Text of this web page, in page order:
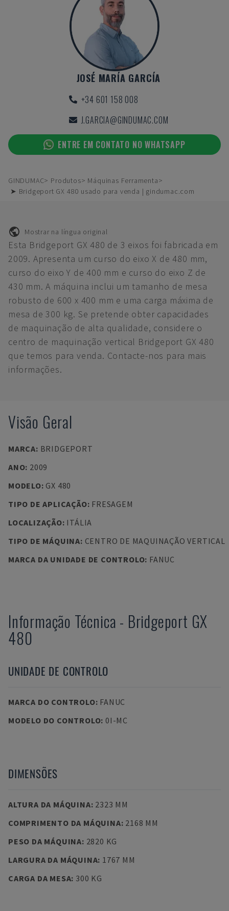
JOSÉ MARÍA GARCÍA
+34 601 158 008
J.GARCIA@GINDUMAC.COM
ENTRE EM CONTATO NO WHATSAPP
GINDUMAC Produtos
Máquinas Ferramenta
➤ Bridgeport GX 480 usado para venda | gindumac.com
Mostrar na língua original
Esta Bridgeport GX 480 de 3 eixos foi fabricada em
2009. Apresenta um curso do eixo X de 480 mm,
curso do eixo Y de 400 mm e curso do eixo Z de
430 mm. A máquina inclui um tamanho de mesa
robusto de 600 x 400 mm e uma carga máxima de
mesa de 300 kg. Se pretende obter capacidades
de maquinação de alta qualidade, considere o
centro de maquinação vertical Bridgeport GX 480
que temos para venda. Contacte-nos para mais
informações.
Visão Geral
MARCA: BRIDGEPORT
ANO: 2009
MODELO: GX 480
TIPO DE APLICAÇÃO: FRESAGEM
LOCALIZAÇÃO: ITÁLIA
TIPO DE MÁQUINA: CENTRO DE MAQUINAÇÃO VERTICAL
MARCA DA UNIDADE DE CONTROLO: FANUC
Informação Técnica - Bridgeport GX
480
UNIDADE DE CONTROLO
MARCA DO CONTROLO: FANUC
MODELO DO CONTROLO: 0I-MC
DIMENSÕES
ALTURA DA MÁQUINA: 2323 MM
COMPRIMENTO DA MÁQUINA: 2168 MM
PESO DA MÁQUINA: 2820 KG
LARGURA DA MÁQUINA: 1767 MM
CARGA DA MESA: 300 KG